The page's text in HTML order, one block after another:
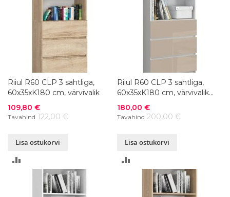
Riiul R60 CLP 3 sahtliga,
60x35xK180 cm, värvivalik
Soodushind
109,80 €
Tavahind 122,00 €
Lisa ostukorvi
VÕRDLUSESSE
Riiul R60 CLP 3 sahtliga,
60x35xK180 cm, värvivalik
läikega
Soodushind
180,00 €
Tavahind 200,00 €
Lisa ostukorvi
VÕRDLUSESSE